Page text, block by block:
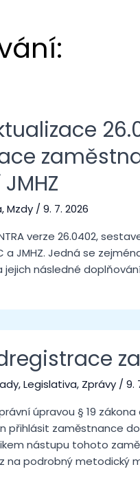
,Mzdy/ 9. 7. 2026
verze 26.0402,
a JMHZ. Jedná se
následné
,Legislativa, Zprávy/ 9.
úpravou § 19 zákona
přihlásit zaměstnance
nástupu tohoto
na podrobný metodický